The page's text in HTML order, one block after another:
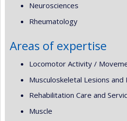
Neurosciences
Rheumatology
Areas of expertise
Locomotor Activity /
Musculoskeletal Lesions and
Rehabilitation Care and
Muscle